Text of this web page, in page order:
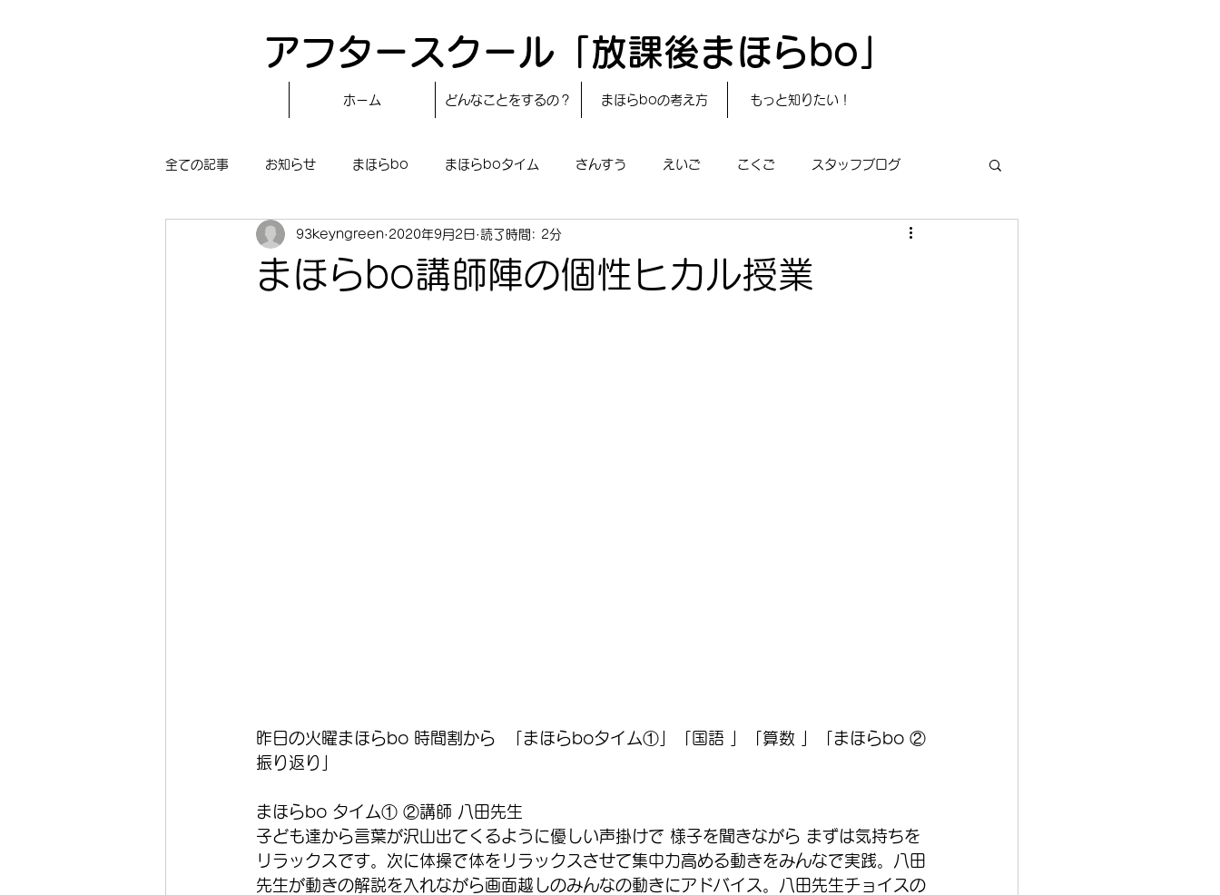
アフタースクール「放課後まほらbo」
ホーム どんなことをするの？ まほらboの考え方 もっと知りたい！
全ての記事 お知らせ まほらbo まほらboタイム さんすう えいご こくご スタッフブログ
〝自分で作る〟もぐもぐタイム レシピ 24節気
まほらbo講師陣の個性ヒカル授業
93keyngreen 2020年9月2日 読了時間: 2分
昨日の火曜まほらbo 時間割から  「まほらboタイム①」「国語 」「算数 」「まほらbo ②
振り返り」
まほらbo タイム① ②講師 八田先生
子ども達から言葉が沢山出てくるように優しい声掛けで 様子を聞きながら まずは気持ちを
リラックスです。次に体操で体をリラックスさせて集中力高める動きをみんなで実践。八田
先生が動きの解説を入れながら画面越しのみんなの動きにアドバイス。八田先生チョイスの